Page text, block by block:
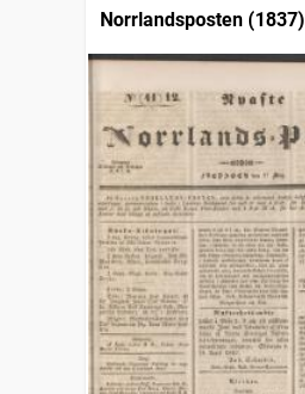
Norrlandsposten (1837)